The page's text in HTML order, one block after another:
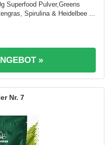
Superfood Pulver,Greens
Spirulina & Heidelbee ...
»
7